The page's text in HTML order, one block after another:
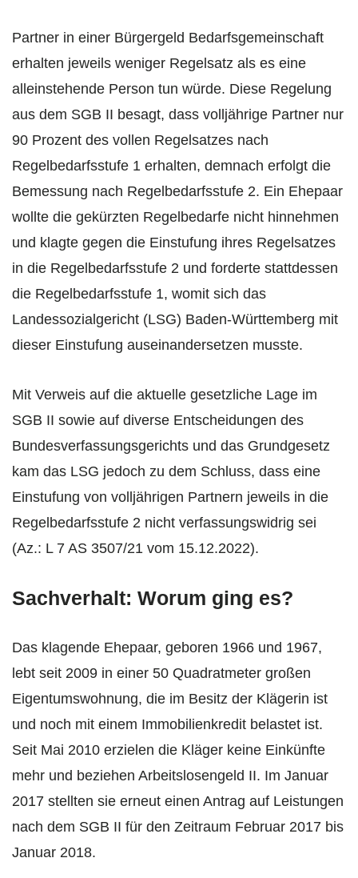
Partner in einer Bürgergeld Bedarfsgemeinschaft
erhalten jeweils weniger Regelsatz als es eine
alleinstehende Person tun würde. Diese Regelung
aus dem SGB II besagt, dass volljährige Partner nur
90 Prozent des vollen Regelsatzes nach
Regelbedarfsstufe 1 erhalten, demnach erfolgt die
Bemessung nach Regelbedarfsstufe 2. Ein Ehepaar
wollte die gekürzten Regelbedarfe nicht hinnehmen
und klagte gegen die Einstufung ihres Regelsatzes
in die Regelbedarfsstufe 2 und forderte stattdessen
die Regelbedarfsstufe 1, womit sich das
Landessozialgericht (LSG) Baden-Württemberg mit
dieser Einstufung auseinandersetzen musste.
Mit Verweis auf die aktuelle gesetzliche Lage im
SGB II sowie auf diverse Entscheidungen des
Bundesverfassungsgerichts und das Grundgesetz
kam das LSG jedoch zu dem Schluss, dass eine
Einstufung von volljährigen Partnern jeweils in die
Regelbedarfsstufe 2 nicht verfassungswidrig sei
(Az.: L 7 AS 3507/21 vom 15.12.2022).
Sachverhalt: Worum ging es?
Das klagende Ehepaar, geboren 1966 und 1967,
lebt seit 2009 in einer 50 Quadratmeter großen
Eigentumswohnung, die im Besitz der Klägerin ist
und noch mit einem Immobilienkredit belastet ist.
Seit Mai 2010 erzielen die Kläger keine Einkünfte
mehr und beziehen Arbeitslosengeld II. Im Januar
2017 stellten sie erneut einen Antrag auf Leistungen
nach dem SGB II für den Zeitraum Februar 2017 bis
Januar 2018.